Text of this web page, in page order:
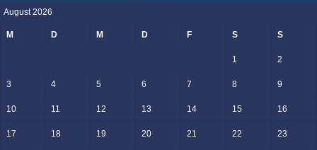
August 2026
M D M D F S S
1 2
3 4 5 6 7 8 9
10 11 12 13 14 15 16
17 18 19 20 21 22 23